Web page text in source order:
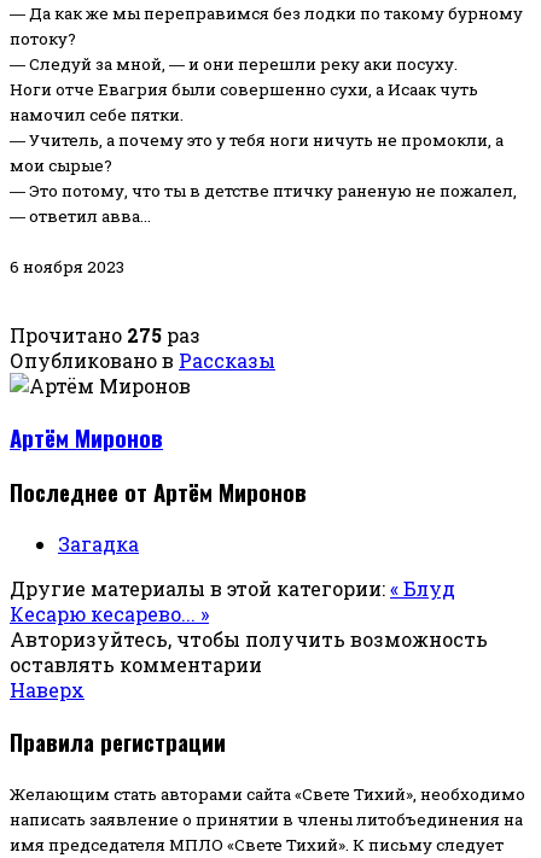
― Да как же мы переправимся без лодки по такому бурному
потоку?
― Следуй за мной, ― и они перешли реку аки посуху.
Ноги отче Евагрия были совершенно сухи, а Исаак чуть
намочил себе пятки.
― Учитель, а почему это у тебя ноги ничуть не промокли, а
мои сырые?
― Это потому, что ты в детстве птичку раненую не пожалел,
― ответил авва…
6 ноября 2023
Прочитано 275 раз
Опубликовано в Рассказы
Артём Миронов
Последнее от Артём Миронов
Загадка
Другие материалы в этой категории:« Блуд
Кесарю кесарево... »
Авторизуйтесь, чтобы получить возможность
оставлять комментарии
Наверх
Правила регистрации
Желающим стать авторами сайта «Свете Тихий», необходимо
написать заявление о принятии в члены литобъединения на
имя председателя МПЛО «Свете Тихий». К письму следует